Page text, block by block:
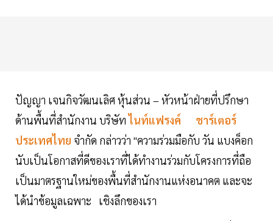
ปัญญา เจนกิจวัฒนเลิศ หุ้นส่วน – หัวหน้าฝ่ายที่ปรึกษา
ด้านพื้นที่สำนักงาน บริษัทไนท์แฟรงค์ ชาร์เตอร์
ประเทศไทย จำกัด กล่าวว่า "ความร่วมมือกับ วัน แบงค็อก
นับเป็นโอกาสที่ดีของเราที่ได้ทำงานร่วมกับโครงการที่ถือ
เป็นมาตรฐานใหม่ของพื้นที่สำนักงานแห่งอนาคต และจะ
ได้นำข้อมูลเฉพาะ เชิงลึกของเรา